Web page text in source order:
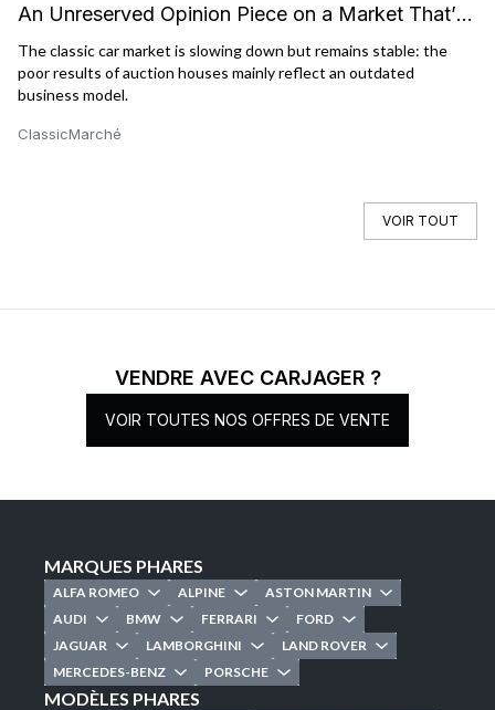
An Unreserved Opinion Piece on a Market That’s
Not So Hammered…
The classic car market is slowing down but remains stable: the
poor results of auction houses mainly reflect an outdated
business model.
ClassicMarché
VOIR TOUT
VENDRE AVEC CARJAGER ?
VOIR TOUTES NOS OFFRES DE VENTE
MARQUES PHARES
ALFA ROMEO ALPINE
ASTON MARTIN
AUDI
BMW FERRARI
FORD
JAGUAR
LAMBORGHINI
LAND ROVER
MERCEDES-BENZ
PORSCHE
MODÈLES PHARES